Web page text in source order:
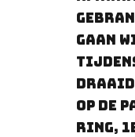
gaan
op de
ring,